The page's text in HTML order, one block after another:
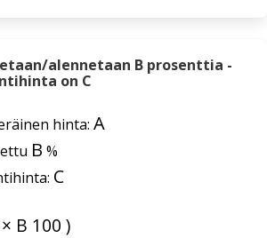
alennetaan B prosenttia -
on C
hinta: A
B %
C
× B 100 )